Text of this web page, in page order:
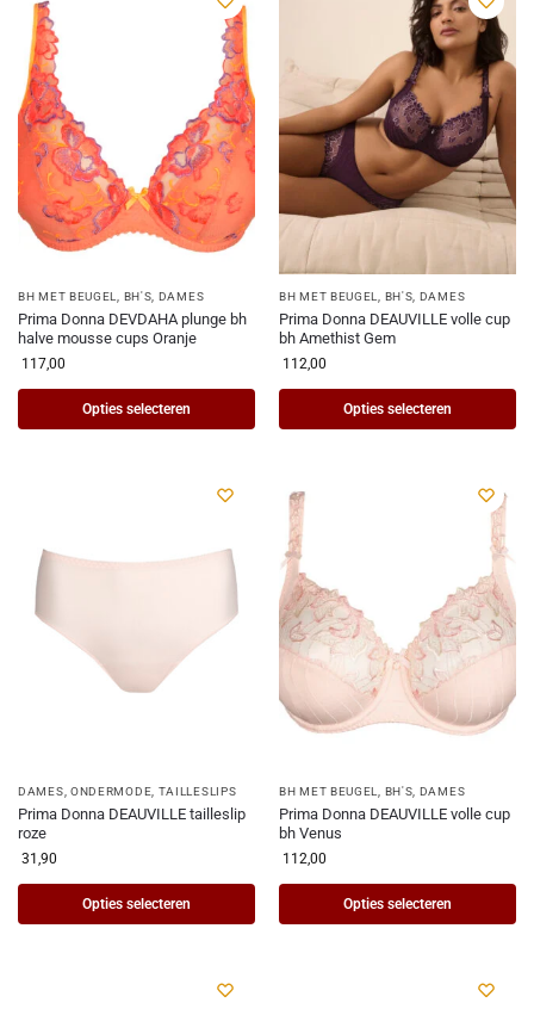
BH MET BEUGEL, BH'S, DAMES
Prima Donna DEVDAHA plunge bh
halve mousse cups Oranje
117,00
Opties selecteren
BH MET BEUGEL, BH'S, DAMES
Prima Donna DEAUVILLE volle cup
bh Amethist Gem
112,00
Opties selecteren
DAMES ONDERMODE TAILLESLIPS
Prima Donna DEAUVILLE tailleslip
roze
31,90
Opties selecteren
BH MET BEUGEL BH'S DAMES
Prima Donna DEAUVILLE volle cup
bh Venus
112,00
Opties selecteren